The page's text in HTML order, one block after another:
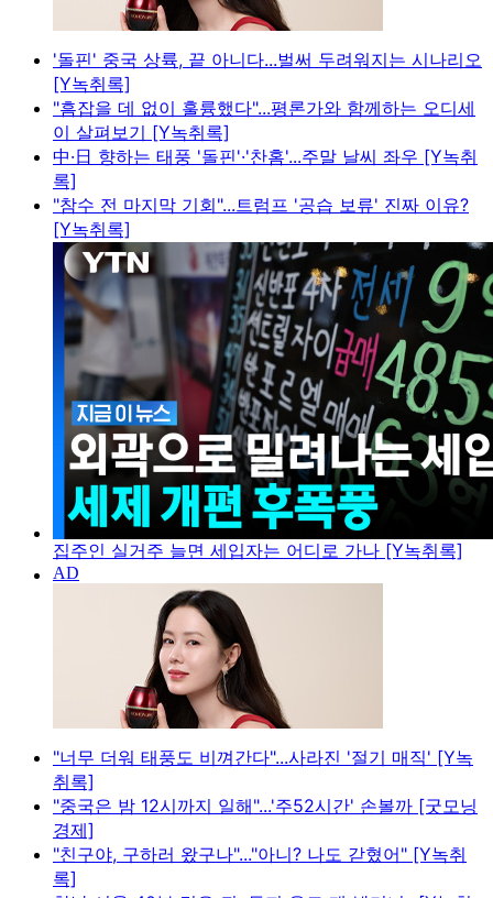
'돌핀' 중국 상륙, 끝 아니다...벌써 두려워지는 시나리오
[Y녹취록]
"흠잡을 데 없이 훌륭했다"...평론가와 함께하는 오디세
이 살펴보기 [Y녹취록]
中·日 향하는 태풍 '돌핀'·'찬홈'...주말 날씨 좌우 [Y녹취
록]
"참수 전 마지막 기회"...트럼프 '공습 보류' 진짜 이유?
[Y녹취록]
집주인 실거주 늘면 세입자는 어디로 가나 [Y녹취록]
"너무 더워 태풍도 비껴간다"...사라진 '절기 매직' [Y녹
취록]
"중국은 밤 12시까지 일해"...'주52시간' 손볼까 [굿모닝
경제]
"친구야, 구하러 왔구나"..."아니? 나도 갇혔어" [Y녹취
록]